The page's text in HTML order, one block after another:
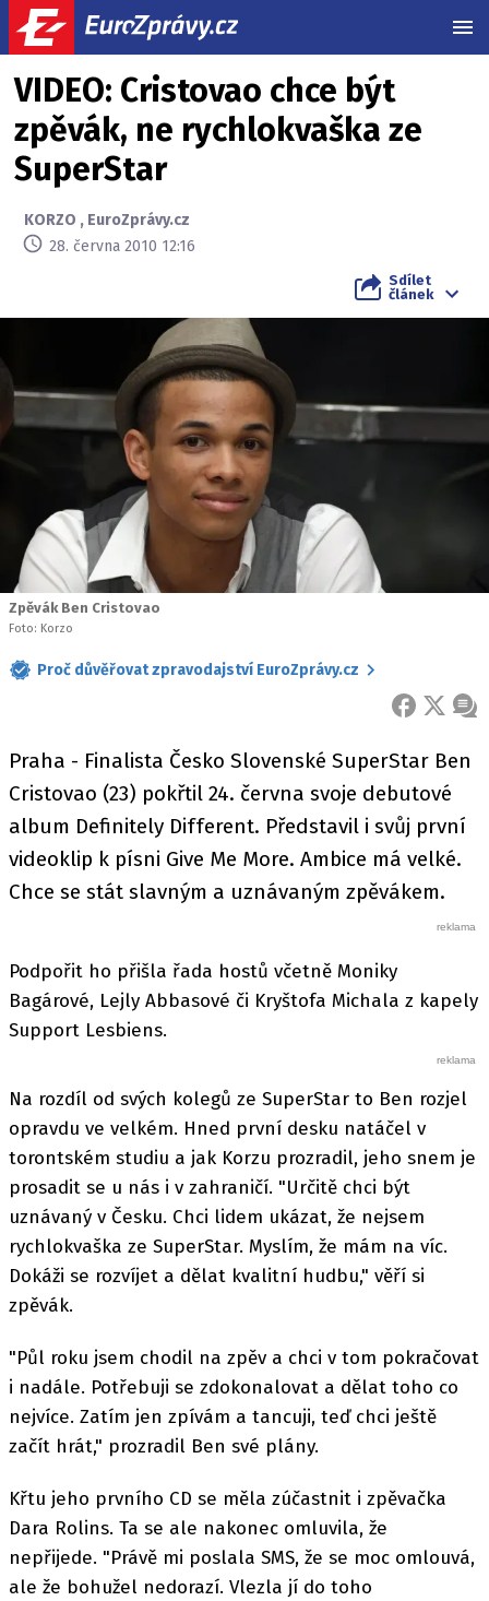
VIDEO: Cristovao chce být
zpěvák, ne rychlokvaška ze
SuperStar
KORZO , EuroZprávy.cz
28. června 2010 12:16
Sdílet
článek
Zpěvák Ben Cristovao
Foto: Korzo
Proč důvěřovat zpravodajství EuroZprávy.cz
FACEBOOK
X
Praha - Finalista Česko Slovenské SuperStar Ben
Cristovao (23) pokřtil 24. června svoje debutové
album Definitely Different. Představil i svůj první
videoklip k písni Give Me More. Ambice má velké.
Chce se stát slavným a uznávaným zpěvákem.
Podpořit ho přišla řada hostů včetně Moniky
Bagárové, Lejly Abbasové či Kryštofa Michala z kapely
Support Lesbiens.
Na rozdíl od svých kolegů ze SuperStar to Ben rozjel
opravdu ve velkém. Hned první desku natáčel v
torontském studiu a jak Korzu prozradil, jeho snem je
prosadit se u nás i v zahraničí. "Určitě chci být
uznávaný v Česku. Chci lidem ukázat, že nejsem
rychlokvaška ze SuperStar. Myslím, že mám na víc.
Dokáži se rozvíjet a dělat kvalitní hudbu," věří si
zpěvák.
"Půl roku jsem chodil na zpěv a chci v tom pokračovat
i nadále. Potřebuji se zdokonalovat a dělat toho co
nejvíce. Zatím jen zpívám a tancuji, teď chci ještě
začít hrát," prozradil Ben své plány.
Křtu jeho prvního CD se měla zúčastnit i zpěvačka
Dara Rolins. Ta se ale nakonec omluvila, že
nepřijede. "Právě mi poslala SMS, že se moc omlouvá,
ale že bohužel nedorazí. Vlezla jí do toho